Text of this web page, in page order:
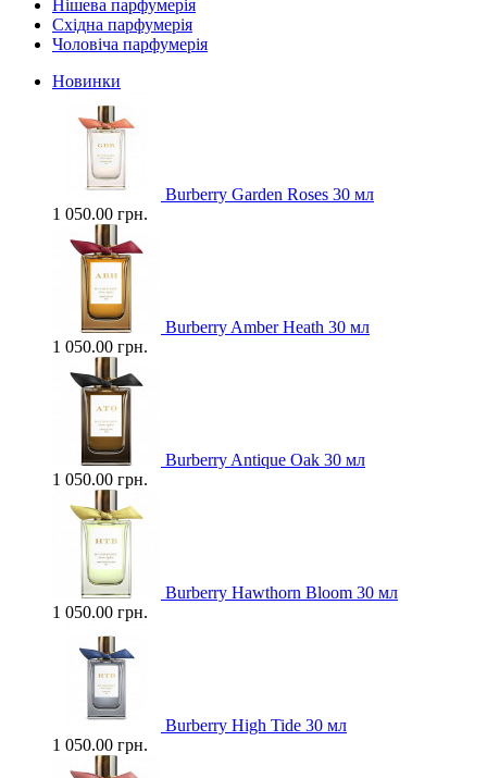
Нішева парфумерія
Східна парфумерія
Чоловіча парфумерія
Новинки
Burberry Garden Roses 30 мл
1 050.00 грн.
Burberry Amber Heath 30 мл
1 050.00 грн.
Burberry Antique Oak 30 мл
1 050.00 грн.
Burberry Hawthorn Bloom 30 мл
1 050.00 грн.
Burberry High Tide 30 мл
1 050.00 грн.